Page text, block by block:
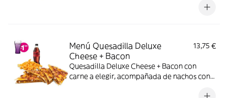
Menú Quesadilla Deluxe
Cheese + Bacon
13,75 €
Quesadilla Deluxe Cheese + Bacon con
carne a elegir, acompañada de nachos con